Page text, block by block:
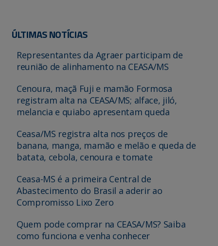
ÚLTIMAS NOTÍCIAS
Representantes da Agraer participam de
reunião de alinhamento na CEASA/MS
Cenoura, maçã Fuji e mamão Formosa
registram alta na CEASA/MS; alface, jiló,
melancia e quiabo apresentam queda
Ceasa/MS registra alta nos preços de
banana, manga, mamão e melão e queda de
batata, cebola, cenoura e tomate
Ceasa-MS é a primeira Central de
Abastecimento do Brasil a aderir ao
Compromisso Lixo Zero
Quem pode comprar na CEASA/MS? Saiba
como funciona e venha conhecer